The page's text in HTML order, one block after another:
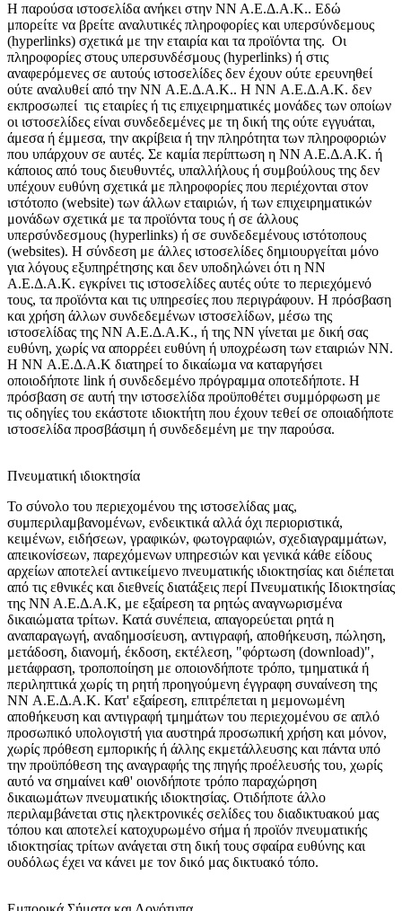
Η παρούσα ιστοσελίδα ανήκει στην ΝΝ Α.Ε.Δ.Α.Κ.. Εδώ
μπορείτε να βρείτε αναλυτικές πληροφορίες και υπερσύνδεμους
(hyperlinks) σχετικά με την εταιρία και τα προϊόντα της. Οι
πληροφορίες στους υπερσυνδέσμους (hyperlinks) ή στις
αναφερόμενες σε αυτούς ιστοσελίδες δεν έχουν ούτε ερευνηθεί
ούτε αναλυθεί από την NN Α.Ε.Δ.Α.Κ.. Η ΝΝ Α.Ε.Δ.Α.Κ. δεν
εκπροσωπεί τις εταιρίες ή τις επιχειρηματικές μονάδες των οποίων
οι ιστοσελίδες είναι συνδεδεμένες με τη δική της ούτε εγγυάται,
άμεσα ή έμμεσα, την ακρίβεια ή την πληρότητα των πληροφοριών
που υπάρχουν σε αυτές. Σε καμία περίπτωση η ΝΝ Α.Ε.Δ.Α.Κ. ή
κάποιος από τους διευθυντές, υπαλλήλους ή συμβούλους της δεν
υπέχουν ευθύνη σχετικά με πληροφορίες που περιέχονται στον
ιστότοπο (website) των άλλων εταιριών, ή των επιχειρηματικών
μονάδων σχετικά με τα προϊόντα τους ή σε άλλους
υπερσύνδεσμους (hyperlinks) ή σε συνδεδεμένους ιστότοπους
(websites). Η σύνδεση με άλλες ιστοσελίδες δημιουργείται μόνο
για λόγους εξυπηρέτησης και δεν υποδηλώνει ότι η ΝΝ
Α.Ε.Δ.Α.Κ. εγκρίνει τις ιστοσελίδες αυτές ούτε το περιεχόμενό
τους, τα προϊόντα και τις υπηρεσίες που περιγράφουν. Η πρόσβαση
και χρήση άλλων συνδεδεμένων ιστοσελίδων, μέσω της
ιστοσελίδας της ΝΝ Α.Ε.Δ.Α.Κ., ή της ΝΝ γίνεται με δική σας
ευθύνη, χωρίς να απορρέει ευθύνη ή υποχρέωση των εταιριών ΝΝ.
H NN Α.Ε.Δ.Α.Κ διατηρεί το δικαίωμα να καταργήσει
οποιοδήποτε link ή συνδεδεμένο πρόγραμμα οποτεδήποτε. Η
πρόσβαση σε αυτή την ιστοσελίδα προϋποθέτει συμμόρφωση με
τις οδηγίες του εκάστοτε ιδιοκτήτη που έχουν τεθεί σε οποιαδήποτε
ιστοσελίδα προσβάσιμη ή συνδεδεμένη με την παρούσα.
Πνευματική ιδιοκτησία
Το σύνολο του περιεχομένου της ιστοσελίδας μας,
συμπεριλαμβανομένων, ενδεικτικά αλλά όχι περιοριστικά,
κειμένων, ειδήσεων, γραφικών, φωτογραφιών, σχεδιαγραμμάτων,
απεικονίσεων, παρεχόμενων υπηρεσιών και γενικά κάθε είδους
αρχείων αποτελεί αντικείμενο πνευματικής ιδιοκτησίας και διέπεται
από τις εθνικές και διεθνείς διατάξεις περί Πνευματικής Ιδιοκτησίας
της ΝΝ Α.Ε.Δ.Α.Κ, με εξαίρεση τα ρητώς αναγνωρισμένα
δικαιώματα τρίτων. Κατά συνέπεια, απαγορεύεται ρητά η
αναπαραγωγή, αναδημοσίευση, αντιγραφή, αποθήκευση, πώληση,
μετάδοση, διανομή, έκδοση, εκτέλεση, "φόρτωση (download)",
μετάφραση, τροποποίηση με οποιονδήποτε τρόπο, τμηματικά ή
περιληπτικά χωρίς τη ρητή προηγούμενη έγγραφη συναίνεση της
NN Α.Ε.Δ.Α.Κ. Κατ' εξαίρεση, επιτρέπεται η μεμονωμένη
αποθήκευση και αντιγραφή τμημάτων του περιεχομένου σε απλό
προσωπικό υπολογιστή για αυστηρά προσωπική χρήση και μόνον,
χωρίς πρόθεση εμπορικής ή άλλης εκμετάλλευσης και πάντα υπό
την προϋπόθεση της αναγραφής της πηγής προέλευσής του, χωρίς
αυτό να σημαίνει καθ' οιονδήποτε τρόπο παραχώρηση
δικαιωμάτων πνευματικής ιδιοκτησίας. Οτιδήποτε άλλο
περιλαμβάνεται στις ηλεκτρονικές σελίδες του διαδικτυακού μας
τόπου και αποτελεί κατοχυρωμένο σήμα ή προϊόν πνευματικής
ιδιοκτησίας τρίτων ανάγεται στη δική τους σφαίρα ευθύνης και
ουδόλως έχει να κάνει με τον δικό μας δικτυακό τόπο.